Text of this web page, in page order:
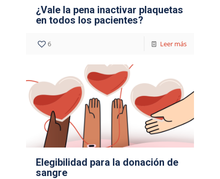
¿Vale la pena inactivar plaquetas
en todos los pacientes?
6 Leer más
Elegibilidad para la donación de
sangre